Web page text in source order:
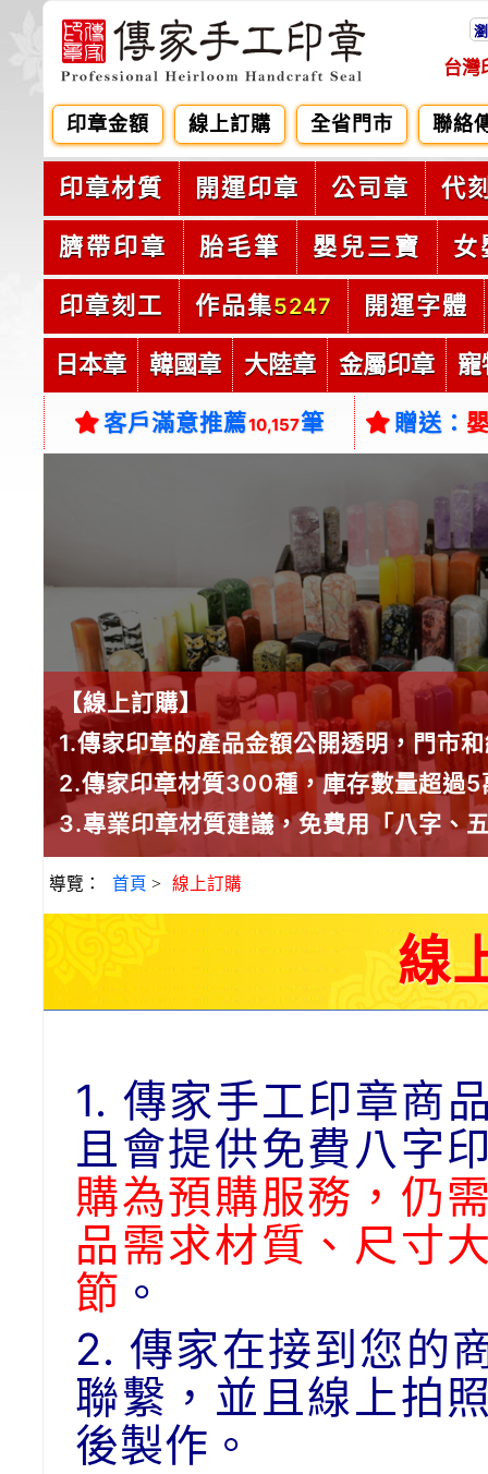
台灣
印章金額 線上訂購 全省門市 聯絡
印章材質 開運印章 公司章 代
臍帶印章 胎毛筆 嬰兒三寶 女
印章刻工 作品集5247 開運字體
日本章 韓國章 大陸章 金屬印章 寵
客戶滿意推薦10,157筆 贈送：
【線上訂購】
1.傳家印章的產品金額公開透明，門市
2.傳家印章材質300種，庫存數量超過
3.專業印章材質建議，免費用「八字、
導覽： 首頁 > 線上訂購
線
1. 傳家手工印章商
且會提供免費八字
購為預購服務，仍
品需求材質、尺寸
節 。
2. 傳家在接到您的
聯繫，並且線上拍
後製作。